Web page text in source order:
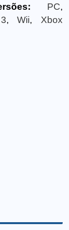
PC,
,Wii, Xbox